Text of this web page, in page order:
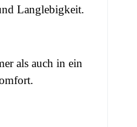
Langlebigkeit.
als auch in ein